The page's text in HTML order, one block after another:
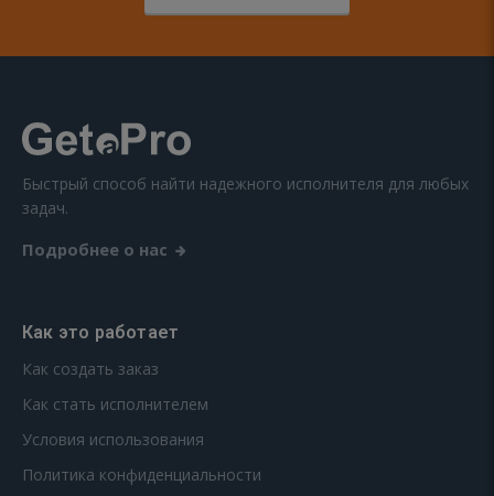
Быстрый способ найти надежного исполнителя для любых
задач.
Подробнее о нас
Как это работает
Как создать заказ
Как стать исполнителем
Условия использования
Политика конфиденциальности